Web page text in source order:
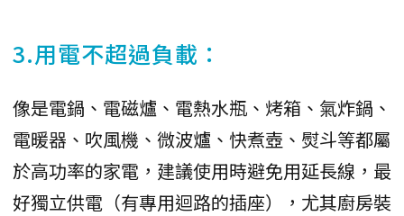
3.用電不超過負載：
像是電鍋、電磁爐、電熱水瓶、烤箱、氣炸鍋、
電暖器、吹風機、微波爐、快煮壺、熨斗等都屬
於高功率的家電，建議使用時避免用延長線，最
好獨立供電（有專用迴路的插座），尤其廚房裝